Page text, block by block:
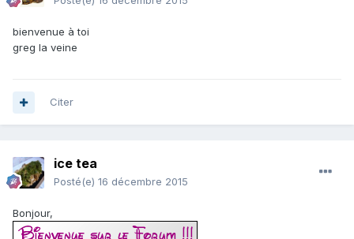
bienvenue à toi
greg la veine
Citer
ice tea
Posté(e) 16 décembre 2015
Bonjour,